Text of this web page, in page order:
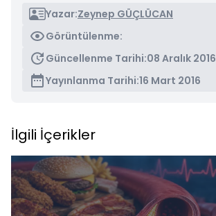
Yazar:Zeynep GÜÇLÜCAN
Görüntülenme:
Güncellenme Tarihi:08 Aralık 2016
Yayınlanma Tarihi:16 Mart 2016
İlgili İçerikler